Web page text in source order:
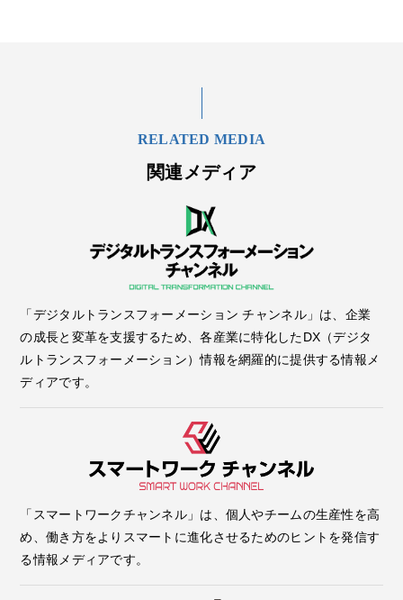
RELATED MEDIA
関連メディア
「デジタルトランスフォーメーション チャンネル」は、企業
の成長と変革を支援するため、各産業に特化したDX（デジタ
ルトランスフォーメーション）情報を網羅的に提供する情報メ
ディアです。
「スマートワークチャンネル」は、個人やチームの生産性を高
め、働き方をよりスマートに進化させるためのヒントを発信す
る情報メディアです。